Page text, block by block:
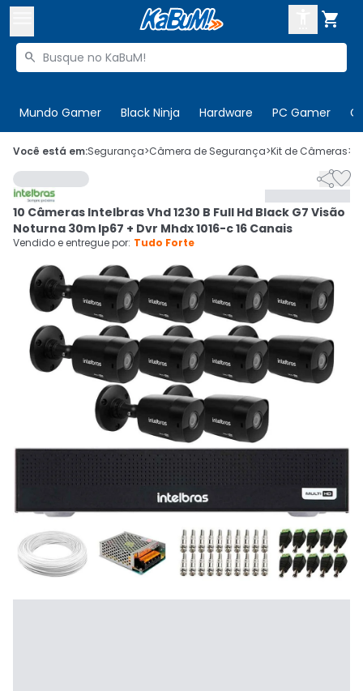

Buscar produtos

Mundo Gamer Black Ninja Hardware PC Gamer
 Olá. Acesse sua conta
 Departamentos
Cupons
 Ativar tradutor em libras
CADASTRE-SE
Você está em:Segurança>Câmera de Segurança>Kit de Câmeras>

10 Câmeras Intelbras Vhd 1230 B Full Hd Black G7 Visão
Noturna 30m Ip67 + Dvr Mhdx 1016-c 16 Canais
Vendido e entregue por: Tudo Forte